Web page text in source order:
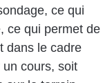
ce qui
ce qui permet de
dans le cadre
un cours, soit